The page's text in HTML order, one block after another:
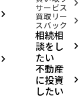
arrow_forward_ios
arrow_forward_ios
サービス arrow_forward_ios
買取リー
スバック arrow_forward_ios
相続相
談をし
たい
arrow_forward_ios
不動産
に投資
したい
arrow_forward_ios